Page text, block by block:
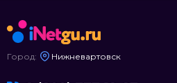
Город: Нижневартовск